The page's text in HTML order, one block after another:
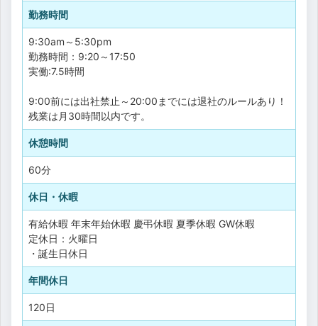
勤務時間
9:30am～5:30pm
勤務時間：9:20～17:50
実働:7.5時間
9:00前には出社禁止～20:00までには退社のルールあり！
残業は月30時間以内です。
休憩時間
60分
休日・休暇
有給休暇 年末年始休暇 慶弔休暇 夏季休暇 GW休暇
定休日：火曜日
・誕生日休日
年間休日
120日